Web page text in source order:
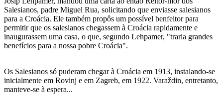
Salesianos, padre Miguel Rua, solicitando que enviasse salesianos
para a Croácia. Ele também propôs um possível benfeitor para
permitir que os salesianos chegassem à Croácia rapidamente e
inaugurassem uma casa, o que, segundo Lehpamer, "traria grandes
benefícios para a nossa pobre Croácia".
Os Salesianos só puderam chegar à Croácia em 1913, instalando-se
inicialmente em Rovinj e em Zagreb, em 1922. Varaždin, entretanto,
manteve-se à espera...